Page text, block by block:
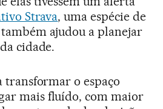
Strava, uma espécie de
ajudou a planejar
cidade.
o espaço
mais fluído, com maior